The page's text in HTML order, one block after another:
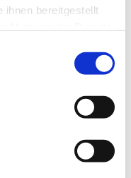
ihnen bereitgestellt
im Gemeindebüro.